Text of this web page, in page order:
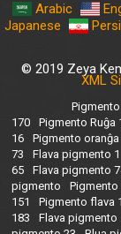
Arabic
Japanese
© 2019 Zeya
XML
170
Pigmento Ruĝa
16
Pigmento
73
Flava pigmento 1
65
Flava pigmento
pigmento
Pigmento
151
Pigmento flava
183
Flava pigmento